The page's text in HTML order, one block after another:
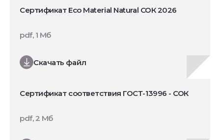
Сертификат Eco Material Natural СОК 2026
Скачать файл
pdf, 1 Мб
Сертификат соответствия ГОСТ-13996 - СОК
pdf, 2 Мб